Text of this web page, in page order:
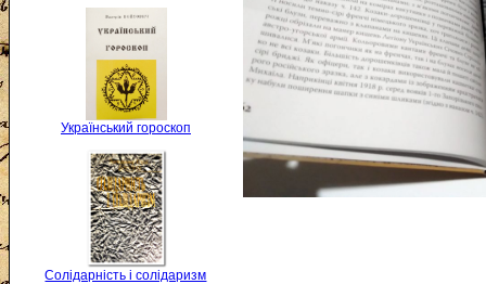
Український гороскоп
Солідарність і солідаризм